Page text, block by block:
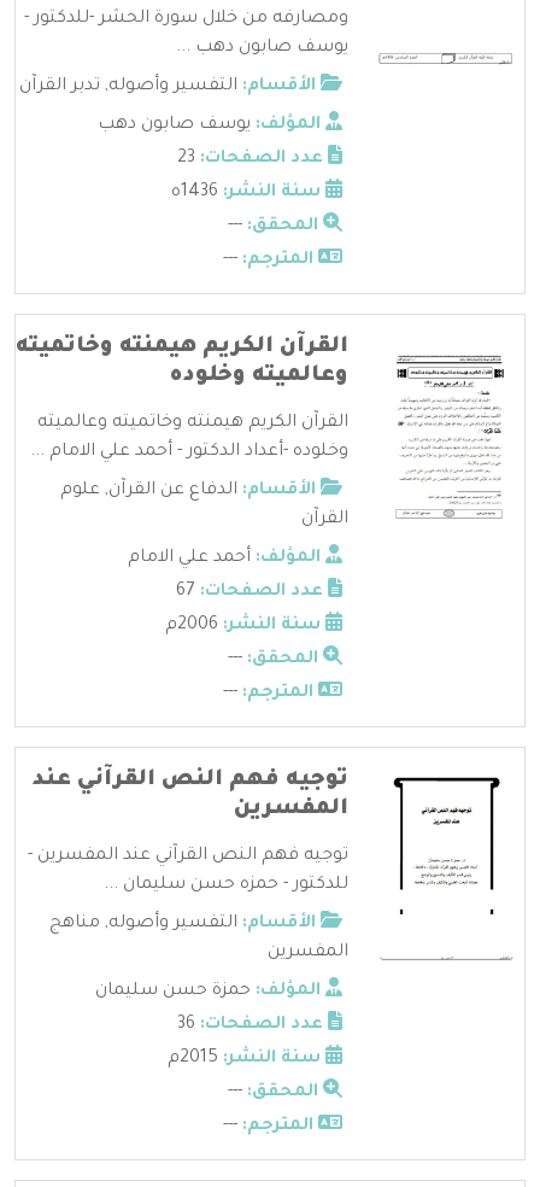
ومصارفه من خلال سورة الحشر -للدكتور -
يوسف صابون دهب ...
الأقسام: التفسير وأصوله, تدبر القرآن
المؤلف: يوسف صابون دهب
عدد الصفحات:
سنة النشر:
المحقق: ---
المترجم: ---
القرآن الكريم هيمنته وخاتميته
وعالميته وخلوده
القرآن الكريم هيمنته وخاتميته وعالميته
وخلوده -أعداد الدكتور - أحمد علي الامام ...
الأقسام: الدفاع عن القرآن, علوم
القرآن
المؤلف: أحمد علي الامام
عدد الصفحات:
سنة النشر:
المحقق: ---
المترجم: ---
توجيه فهم النص القرآني عند
المفسرين
توجيه فهم النص القرآني عند المفسرين -
للدكتور - حمزه حسن سليمان ...
الأقسام: التفسير وأصوله, مناهج
المفسرين
المؤلف: حمزة حسن سليمان
عدد الصفحات:
سنة النشر:
المحقق: ---
المترجم: ---